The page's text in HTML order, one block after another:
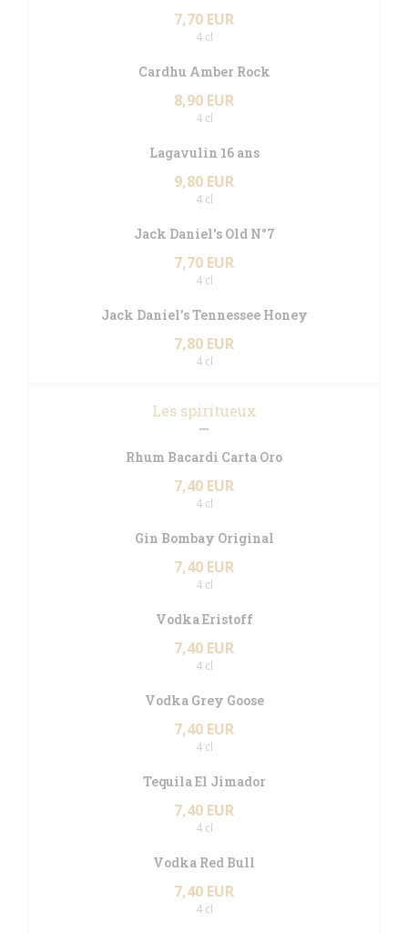
7,70 EUR
4 cl
Cardhu Amber Rock
8,90 EUR
4 cl
Lagavulin 16 ans
9,80 EUR
4 cl
Jack Daniel's Old N°7
7,70 EUR
4 cl
Jack Daniel's Tennessee Honey
7,80 EUR
4 cl
Les spiritueux
Rhum Bacardi Carta Oro
7,40 EUR
4 cl
Gin Bombay Original
7,40 EUR
4 cl
Vodka Eristoff
7,40 EUR
4 cl
Vodka Grey Goose
7,40 EUR
4 cl
Tequila El Jimador
7,40 EUR
4 cl
Vodka Red Bull
7,40 EUR
4 cl